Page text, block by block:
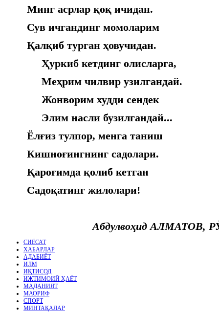
Минг асрлар қоқ ичидан.
Сув ичгандинг момоларим
Қалқиб турган ҳовучидан.
Ҳуркиб кетдинг олисларга,
Меҳрим чилвир узилгандай.
Жонворим худди сендек
Элим насли бузилгандай...
Ёлғиз тулпор, менга таниш
Кишноғингнинг садолари.
Қароғимда қолиб кетган
Садоқатинг жилолари!
АбдулвоҳидАЛМАТОВ,
СИЁСАТ
ХАБАРЛАР
АДАБИЁТ
ИЛМ
ИҚТИСОД
ИЖТИМОИЙ ҲАЁТ
МАДАНИЯТ
МАОРИФ
СПОРТ
МИНТАҚАЛАР